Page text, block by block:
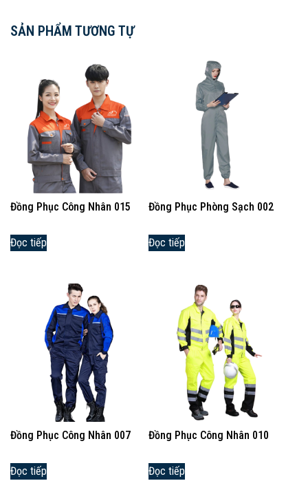
SẢN PHẨM TƯƠNG TỰ
Đồng Phục Công Nhân 015
Đọc tiếp
Đồng Phục Phòng Sạch 002
Đọc tiếp
Đồng Phục Công Nhân 007
Đọc tiếp
Đồng Phục Công Nhân 010
Đọc tiếp